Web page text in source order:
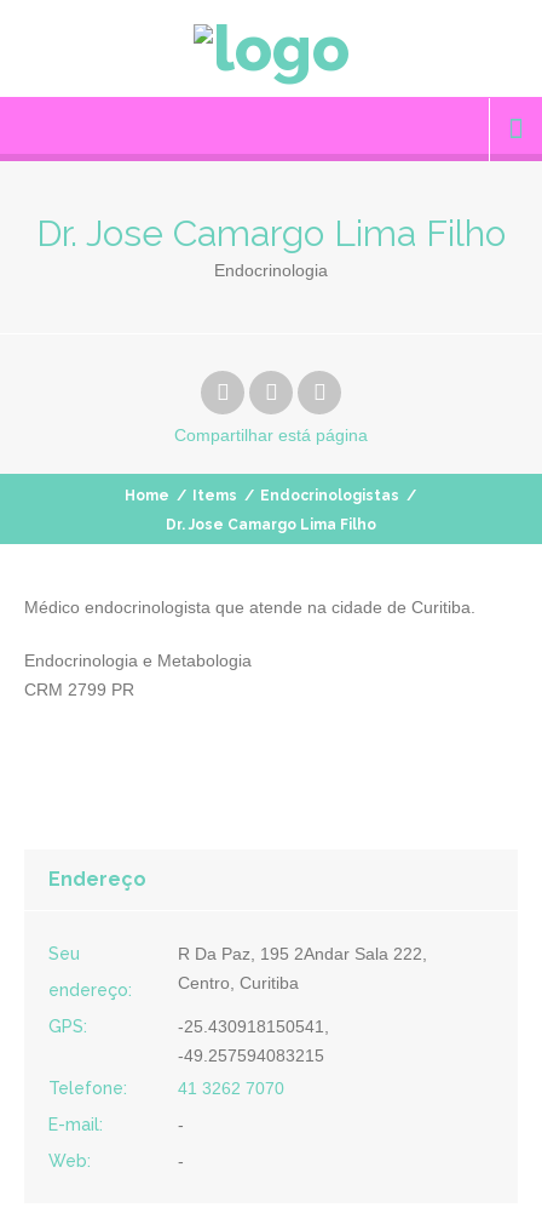
Dr. Jose Camargo Lima Filho
Endocrinologia
Compartilhar está página
Home / Items / Endocrinologistas /
Dr. Jose Camargo Lima Filho
Médico endocrinologista que atende na cidade de Curitiba.
Endocrinologia e Metabologia
CRM 2799 PR
Endereço
Seu
endereço:
R Da Paz, 195 2Andar Sala 222,
Centro, Curitiba
GPS:
-25.430918150541,
-49.257594083215
Telefone:
41 3262 7070
E-mail:
-
Web:
-